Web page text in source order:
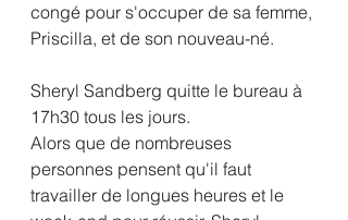
congé pour s'occuper de sa femme,
Priscilla, et de son nouveau-né.
Sheryl Sandberg quitte le bureau à
17h30 tous les jours.
Alors que de nombreuses
personnes pensent qu'il faut
travailler de longues heures et le